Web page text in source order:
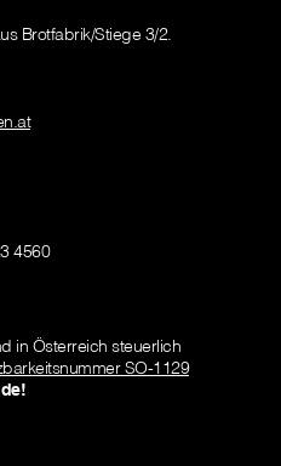
Brotfabrik/Stiege 3/2.
4560
in Österreich steuerlich
SO-1129